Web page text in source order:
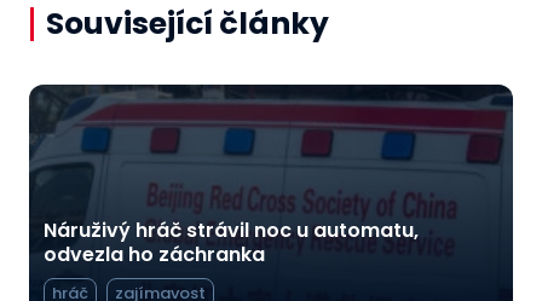
Související články
Náruživý hráč strávil noc u automatu,
odvezla ho záchranka
hráč zajímavost